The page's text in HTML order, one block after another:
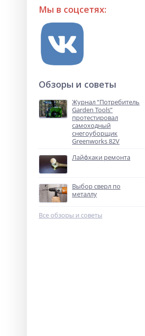
Мы в соцсетях:
Обзоры и советы
Журнал “Потребитель
Garden Tools”
протестировал
самоходный
снегоуборщик
Greenworks 82V
Лайфхаки ремонта
Выбор сверл по
металлу
Все обзоры и советы